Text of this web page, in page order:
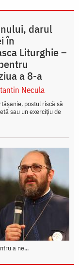
darul
în
Liturghie –
a 8-a
Necula
postul riscă să
sau un exercițiu de
a ne...